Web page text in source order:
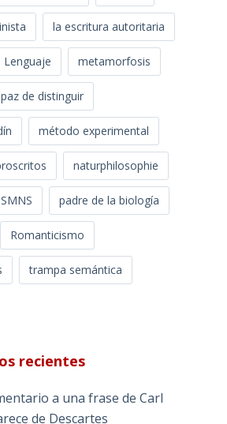
la escritura autoritaria
Lenguaje metamorfosis
de distinguir
método experimental
naturphilosophie
padre de la biología
Romanticismo
trampa semántica
recientes
a una frase de Carl
de Descartes